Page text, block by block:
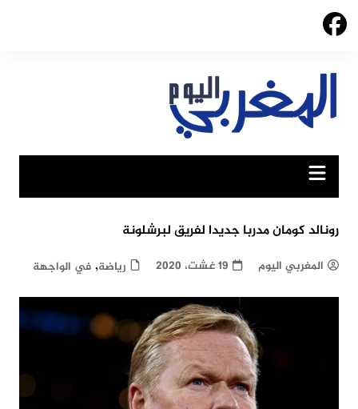
Skip
رونالد كومان مدربا جديدا لفريق لبرشلونة
المغربي اليوم 19 غشت، 2020 رياضة, في الواجهة